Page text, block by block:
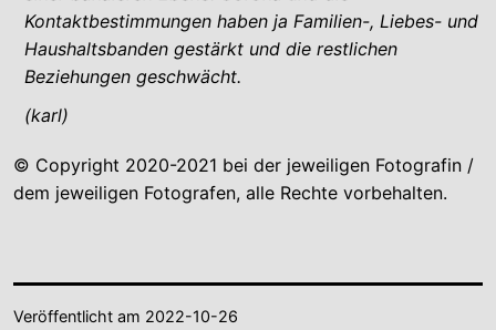
Kontaktbestimmungen haben ja Familien-, Liebes- und
Haushaltsbanden gestärkt und die restlichen
Beziehungen geschwächt.
(karl)
© Copyright 2020-2021 bei der jeweiligen Fotografin /
dem jeweiligen Fotografen, alle Rechte vorbehalten.
Veröffentlicht am 2022-10-26